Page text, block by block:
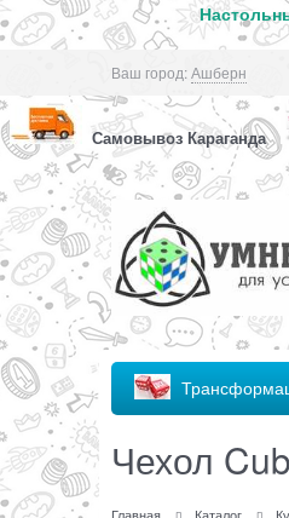
Ваш город:Ашберн
Самовывоз Караганда
Чехол